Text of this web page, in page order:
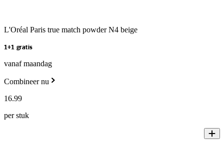
L'Oréal Paris true match powder N4 beige
1+1 gratis
vanaf maandag
Combineer nu
16.99
per stuk